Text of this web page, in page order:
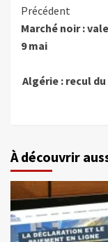
Précédent
Marché noir :
9 mai
Algérie : recul
À découvrir